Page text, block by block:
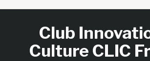
Club
Culture CLIC